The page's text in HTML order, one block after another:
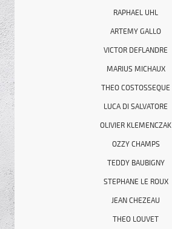
RAPHAEL UHL
ARTEMY GALLO
VICTOR DEFLANDRE
MARIUS MICHAUX
THEO COSTOSSEQUE
LUCA DI SALVATORE
OLIVIER KLEMENCZAK
OZZY CHAMPS
TEDDY BAUBIGNY
STEPHANE LE ROUX
JEAN CHEZEAU
THEO LOUVET